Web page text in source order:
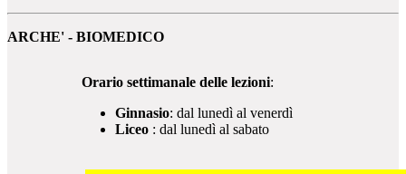
ARCHE' - BIOMEDICO
Orario settimanale delle lezioni:
Ginnasio: dal lunedì al venerdì
Liceo : dal lunedì al sabato